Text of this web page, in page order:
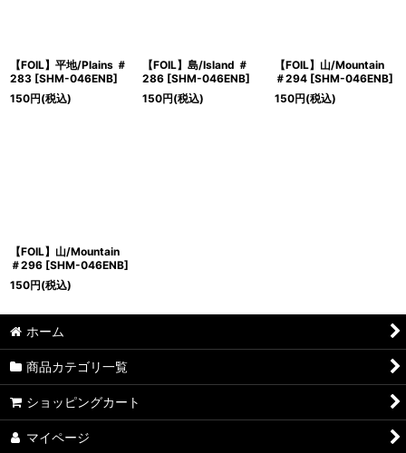
【FOIL】平地/Plains ＃
283 [SHM-046ENB]
150円(税込)
【FOIL】島/Island ＃
286 [SHM-046ENB]
150円(税込)
【FOIL】山/Mountain
＃294 [SHM-046ENB]
150円(税込)
【FOIL】山/Mountain
＃296 [SHM-046ENB]
150円(税込)
ホーム
商品カテゴリ一覧
ショッピングカート
マイページ